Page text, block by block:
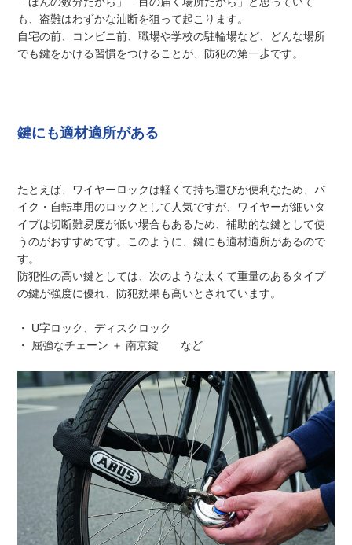
も、盗難はわずかな油断を狙って起こります。
自宅の前、コンビニ前、職場や学校の駐輪場など、どんな場所
でも鍵をかける習慣をつけることが、防犯の第一歩です。
鍵にも適材適所がある
たとえば、ワイヤーロックは軽くて持ち運びが便利なため、バ
イク・自転車用のロックとして人気ですが、ワイヤーが細いタ
イプは切断難易度が低い場合もあるため、補助的な鍵として使
うのがおすすめです。このように、鍵にも適材適所があるので
す。
防犯性の高い鍵としては、次のような太くて重量のあるタイプ
の鍵が強度に優れ、防犯効果も高いとされています。
・ U字ロック、ディスクロック
・ 屈強なチェーン ＋ 南京錠 など